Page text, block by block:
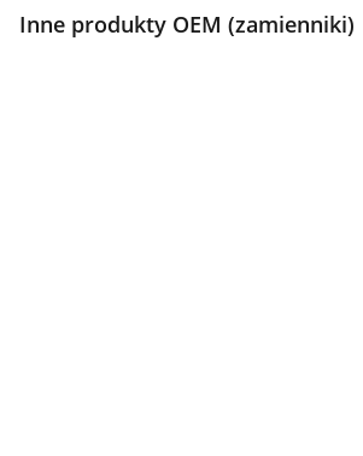
Inne produkty OEM (zamienniki)